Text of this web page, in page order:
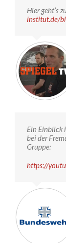
Hier geht’s
institut.de/
Ein Einblick
bei der
Gruppe:
https://